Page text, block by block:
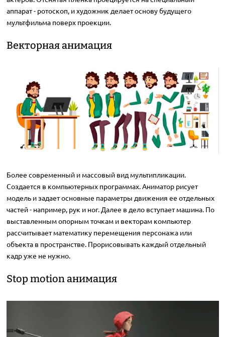
аппарат - ротоскоп, и художник делает основу будущего
мультфильма поверх проекции.
Векторная анимация
Более современный и массовый вид мультипликации.
Создается в компьютерных программах. Аниматор рисует
модель и задает основные параметры движения ее отдельных
частей - например, рук и ног. Далее в дело вступает машина. По
выставленным опорным точкам и векторам компьютер
рассчитывает математику перемещения персонажа или
объекта в пространстве. Прорисовывать каждый отдельный
кадр уже не нужно.
Stop motion анимация